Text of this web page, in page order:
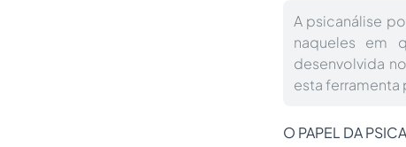
A psicanálise
naqueles em
desenvolvida
esta ferramenta
O PAPEL DA